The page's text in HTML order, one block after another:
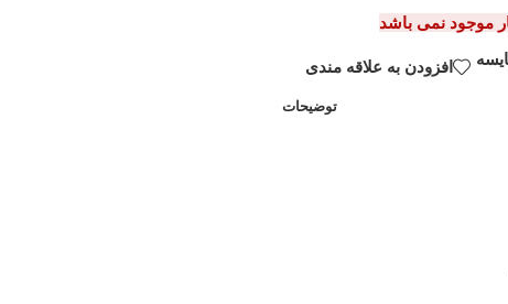
موجود نمی باشد
افزودن به علاقه مندی
توضیحات